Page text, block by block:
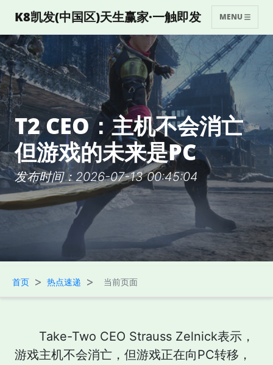
K8凯发(中国区)天生赢家·一触即发 MENU
T2 CEO：主机不会消亡
但游戏的未来是PC
发布时间：2026-07-13 00:45:04
首页 > 热点速递 > 当前页面
Take-Two CEO Strauss Zelnick表示，
游戏主机不会消亡，但游戏正在向PC转移，